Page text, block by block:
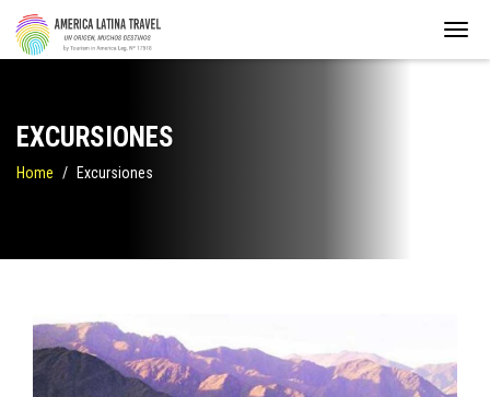
EXCURSIONES
Home Excursiones